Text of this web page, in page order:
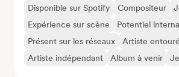
Disponible sur Spotify Compositeur
Expérience sur scène
Potentiel
Présent sur les réseaux
Artiste entouré
Artiste indépendant
Album à venir